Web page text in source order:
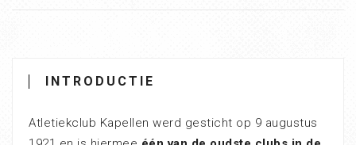
INTRODUCTIE
Atletiekclub Kapellen werd gesticht op 9 augustus